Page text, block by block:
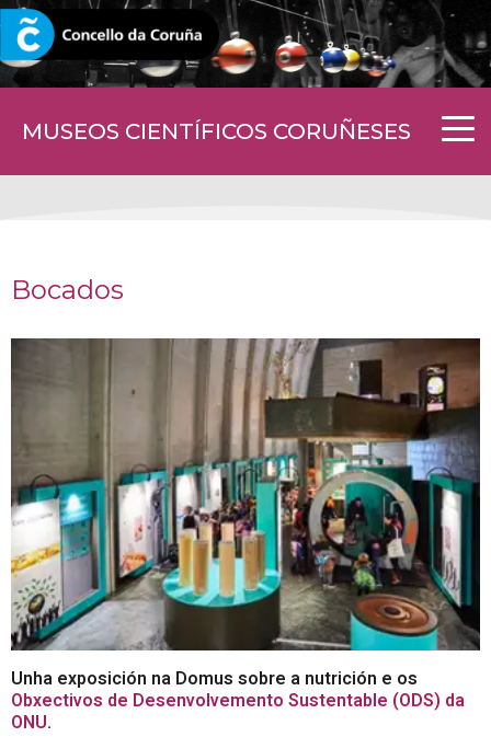
MUSEOS CIENTÍFICOS CORUÑESES
CORUNA.GAL
Bocados
Unha exposición na Domus sobre a nutrición e os
Obxectivos de Desenvolvemento Sustentable (ODS) da
ONU.